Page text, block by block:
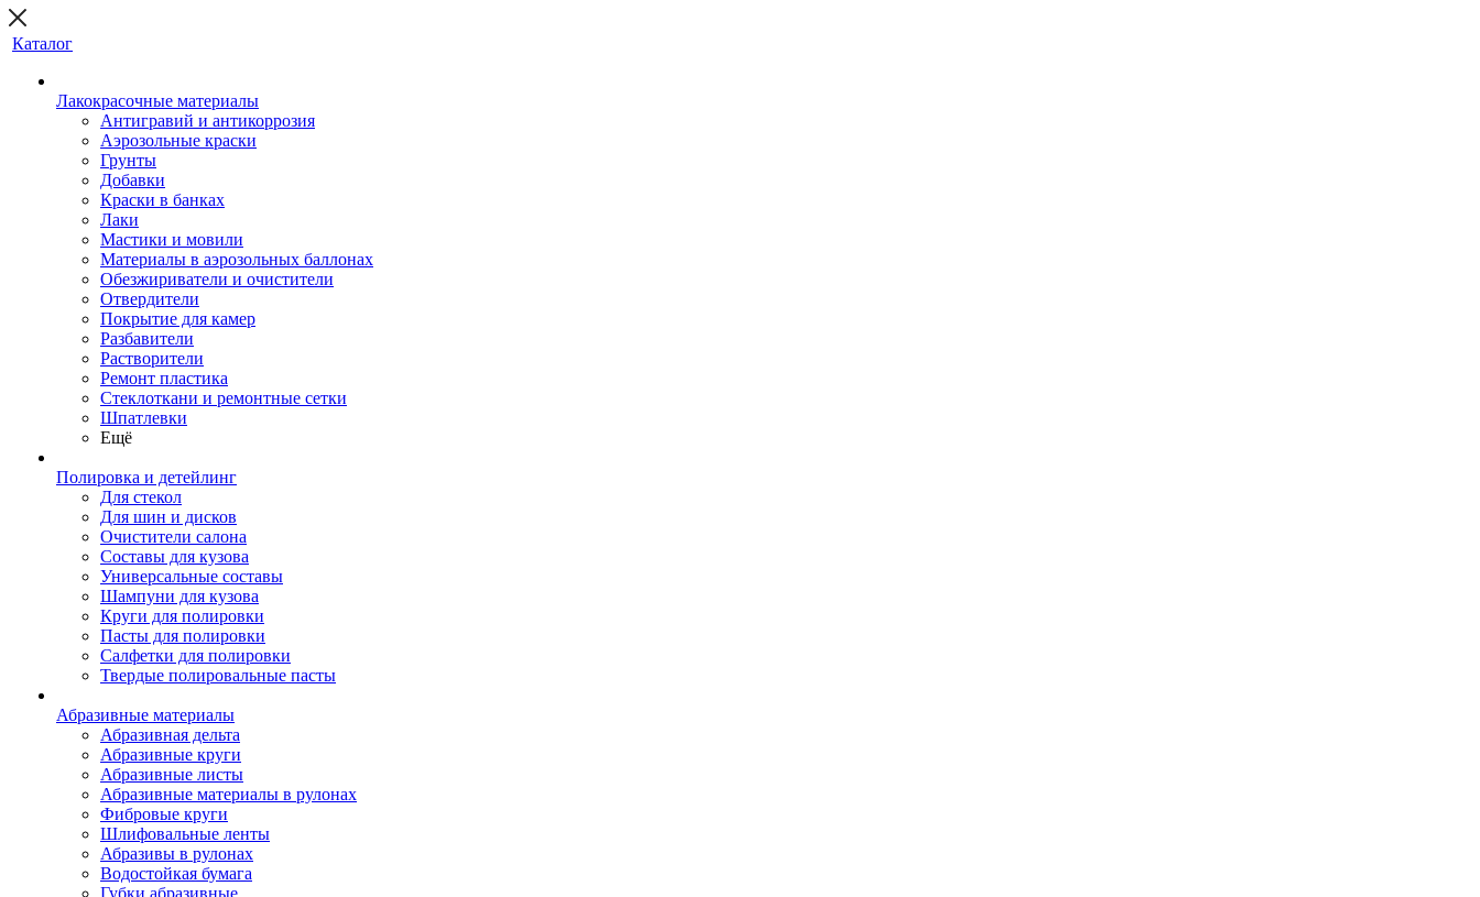
Каталог
Лакокрасочные материалы
Антигравий и антикоррозия
Аэрозольные краски
Грунты
Добавки
Краски в банках
Лаки
Мастики и мовили
Материалы в аэрозольных баллонах
Обезжириватели и очистители
Отвердители
Покрытие для камер
Разбавители
Растворители
Ремонт пластика
Стеклоткани и ремонтные сетки
Шпатлевки
Ещё
Полировка и детейлинг
Для стекол
Для шин и дисков
Очистители салона
Составы для кузова
Универсальные составы
Шампуни для кузова
Круги для полировки
Пасты для полировки
Салфетки для полировки
Твердые полировальные пасты
Абразивные материалы
Абразивная дельта
Абразивные круги
Абразивные листы
Абразивные материалы в рулонах
Фибровые круги
Шлифовальные ленты
Абразивы в рулонах
Водостойкая бумага
Губки абразивные